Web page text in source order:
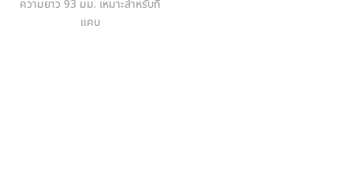
640.00 ฿.544.00 ฿.
ความยาว 93 มม. เหมาะสำหรับที่
แคบ